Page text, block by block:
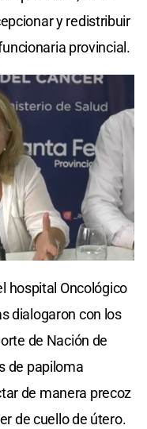
y redistribuir
provincial.
hospital Oncológico
dialogaron con los
de Nación de
de papiloma
de manera precoz
de cuello de útero.